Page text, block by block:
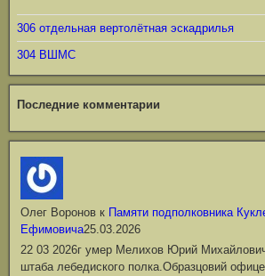
306 отдельная вертолётная эскадрилья
304 ВШМС
Последние комментарии
Олег Воронов к Памяти подполковника
Ефимовича25.03.2026
22 03 2026г умер Мелихов Юрий
штаба лебедиского полка.Образцовий